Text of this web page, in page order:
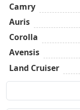
Camry
Auris
Corolla
Avensis
Land Cruiser